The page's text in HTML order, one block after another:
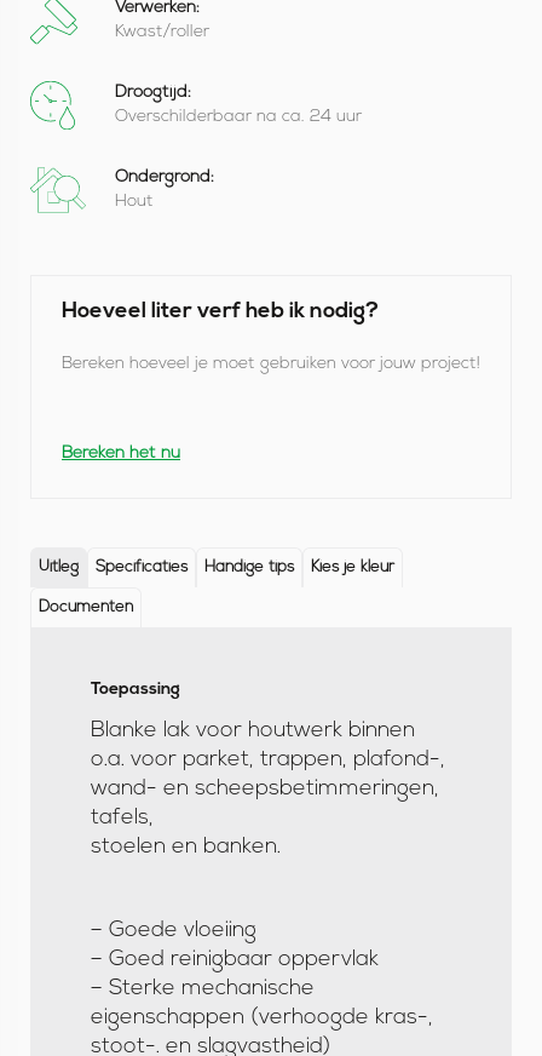
Verwerken:
Kwast/roller
Droogtijd:
Overschilderbaar na ca. 24 uur
Ondergrond:
Hout
Hoeveel liter verf heb ik nodig?
Bereken hoeveel je moet gebruiken voor jouw project!
Bereken het nu
Uitleg Specificaties Handige tips Kies je kleur
Documenten
Toepassing
Blanke lak voor houtwerk binnen
o.a. voor parket, trappen, plafond-,
wand- en scheepsbetimmeringen,
tafels,
stoelen en banken.
– Goede vloeiing
– Goed reinigbaar oppervlak
– Sterke mechanische
eigenschappen (verhoogde kras-,
stoot-. en slagvastheid)